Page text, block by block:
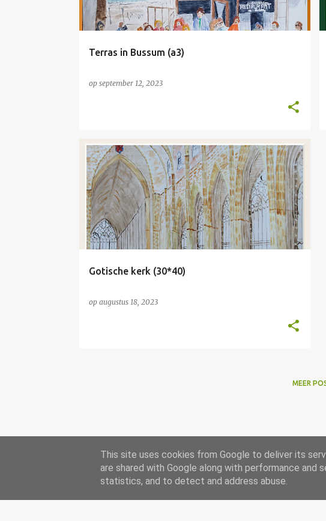
Terras in Bussum (a3)
op september 12, 2023
Gotische kerk (30*40)
op augustus 18, 2023
KERK NIET TE KOOP
MEER
This site uses cookies from Google to deliver its
are shared with Google along with performance
statistics, and to detect and address abuse.